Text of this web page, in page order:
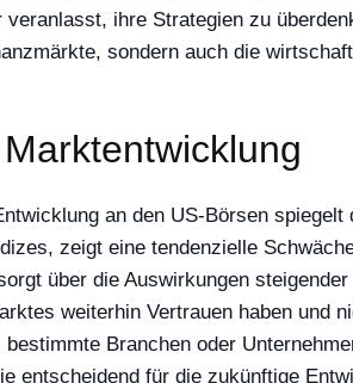
veranlasst, ihre Strategien zu
sondern auch die
an den US-Börsen
zeigt eine tendenzielle
über die Auswirkungen
weiterhin Vertrauen haben und
bestimmte Branchen oder
entscheidend für die zukünftige